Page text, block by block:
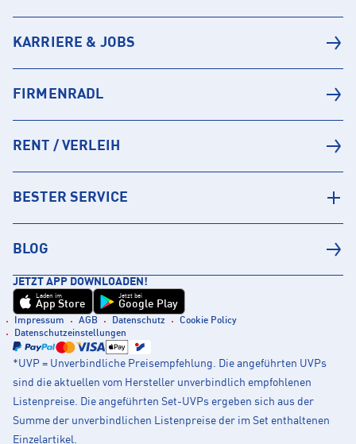
KARRIERE & JOBS
FIRMENRADL
RENT / VERLEIH
BESTER SERVICE
BLOG
JETZT APP DOWNLOADEN!
Laden im
App Store
Jetzt bei
Google Play
Impressum AGB Datenschutz
Cookie Policy
Datenschutzeinstellungen
*UVP = Unverbindliche Preisempfehlung. Die angeführten UVPs
sind die aktuellen vom Hersteller unverbindlich empfohlenen
Listenpreise. Die angeführten Set-UVPs ergeben sich aus der
Summe der unverbindlichen Listenpreise der im Set enthaltenen
Einzelartikel.